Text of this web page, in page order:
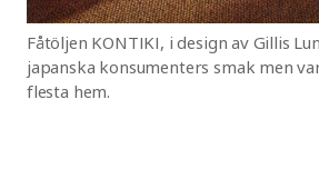
Fåtöljen KONTIKI, i design av Gillis
japanska konsumenters smak men
flesta hem.